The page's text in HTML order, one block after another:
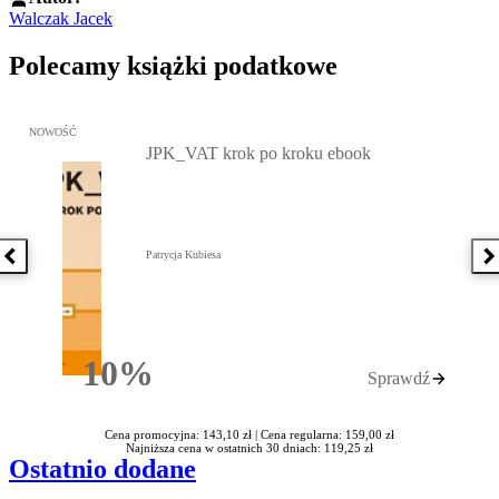
Walczak Jacek
Polecamy książki podatkowe
Poprzednia książka
Przejdź do: JPK_VAT krok po kroku ebook, Patrycja Kubiesa -
NOWOŚĆ
10%Rabatu
JPK_VAT krok po kroku ebook
Patrycja Kubiesa
Sprawdź
Cena promocyjna: 143,10 zł | Cena regularna: 159,00 zł
Najniższa cena w ostatnich 30 dniach: 119,25 zł
Ostatnio dodane